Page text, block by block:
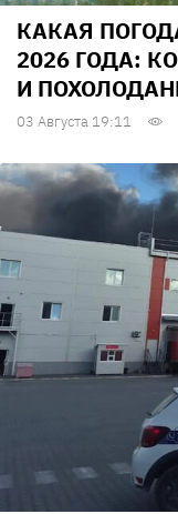
КАКАЯ
2026 ГОДА:
И
03 Августа 19:11